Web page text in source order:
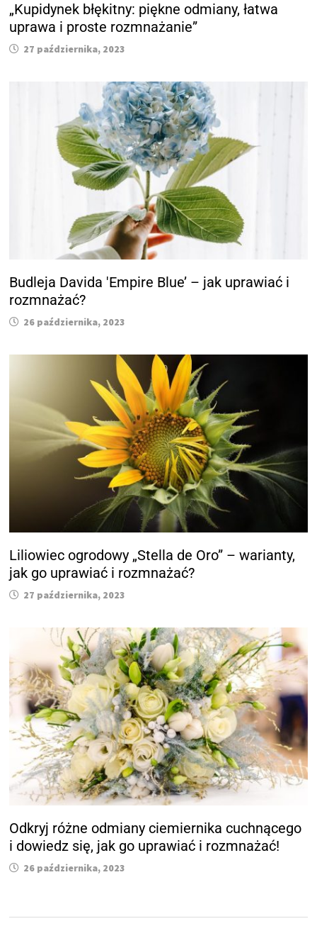
„Kupidynek błękitny: piękne odmiany, łatwa
uprawa i proste rozmnażanie”
27 października, 2023
Budleja Davida 'Empire Blue’ – jak uprawiać i
rozmnażać?
26 października, 2023
Liliowiec ogrodowy „Stella de Oro” – warianty,
jak go uprawiać i rozmnażać?
27 października, 2023
Odkryj różne odmiany ciemiernika cuchnącego
i dowiedz się, jak go uprawiać i rozmnażać!
26 października, 2023